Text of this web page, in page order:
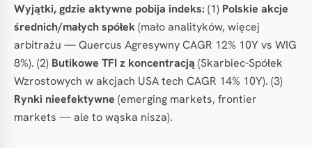
Wyjątki, gdzie aktywne pobija indeks: (1) Polskie akcje
średnich/małych spółek(mało analityków, więcej
arbitrażu — Quercus Agresywny CAGR 12% 10Y vs WIG
8%). (2) Butikowe TFI z koncentracją (Skarbiec-Spółek
Wzrostowych w akcjach USA tech CAGR 14% 10Y). (3)
Rynki nieefektywne (emerging markets, frontier
markets — ale to wąska nisza).